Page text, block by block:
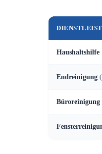
Haushaltshilfe
Endreinigung
Büroreinigung